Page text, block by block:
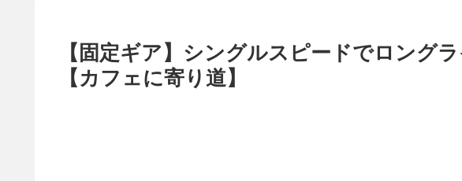
【固定ギア】シングルスピードでロング
【カフェに寄り道】